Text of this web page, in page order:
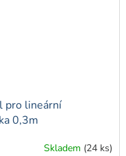
pro lineární
0,3m
Skladem (24 ks)